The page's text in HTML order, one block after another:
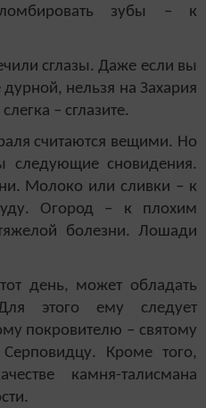
зубы – к
сглазы. Даже если вы
дурной, нельзя на Захария
– сглазите.
считаются вещими. Но
следующие сновидения.
Молоко или сливки – к
Огород – к плохим
болезни. Лошади
день, может обладать
этого ему следует
покровителю – святому
Кроме того,
камня-талисмана